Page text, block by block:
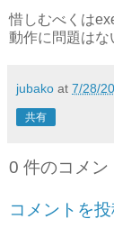
惜しむべくは
動作に問題はな
jubako at 7/28/
共有
0 件のコメン
コメントを